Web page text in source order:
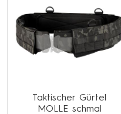
Taktischer Gürtel
MOLLE schmal